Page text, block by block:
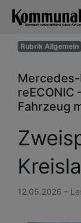
Rubrik Allgemein
Fahrzeug
12.05.2026 –